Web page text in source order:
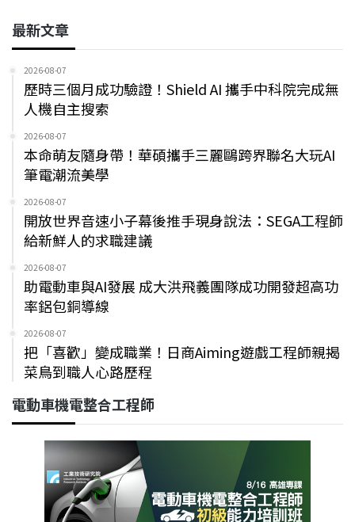
最新文章
2026-08-07
歷時三個月成功驗證！Shield AI 攜手中科院完成無
人機自主搜索
2026-08-07
本命萌友隨身帶！華碩攜手三麗鷗跨界聯名大玩AI
筆電潮流美學
2026-08-07
開放世界音速小子幕後推手現身說法：SEGA工程師
給新鮮人的求職建議
2026-08-07
助電動車與AI發展 成大洪飛義團隊成功開發超高功
率鋁包銅導線
2026-08-07
把「喜歡」變成職業！日商Aiming遊戲工程師親揭
菜鳥到職人心路歷程
電動車機電整合工程師